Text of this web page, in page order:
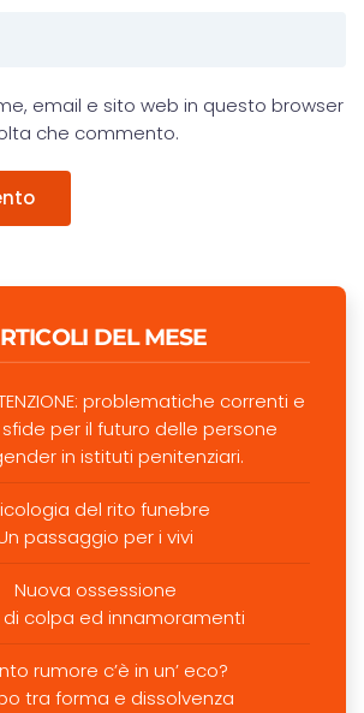
email e sito web in questo browser
che commento.
DEL MESE
problematiche correnti e
per il futuro delle persone
in istituti penitenziari.
del rito funebre
passaggio per i vivi
Nuova ossessione
di colpa ed innamoramenti
rumore c’è in un’ eco?
tra forma e dissolvenza